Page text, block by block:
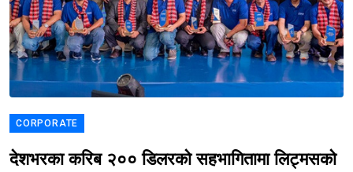
CORPORATE
देशभरका करिब २०० डिलरको सहभागितामा लिट्मसको